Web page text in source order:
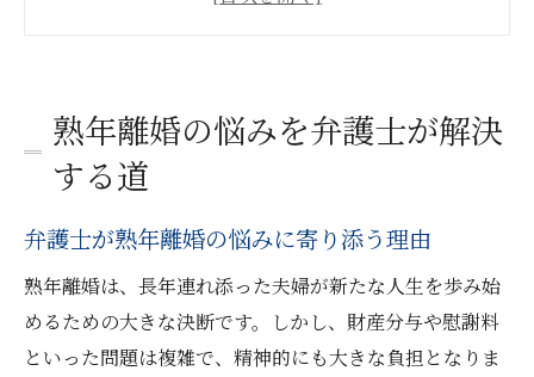
弁護士が語る阪急今津線沿線の熟年離婚事
情
地元に強い弁護士の熟年離婚サポートとは
阪急今津線沿線で信頼される弁護士像
弁護士が教える地域特有の離婚ポイント
熟年離婚の悩みを弁護士が解決
する道
弁護士が熟年離婚の悩みに寄り添う理由
熟年離婚は、長年連れ添った夫婦が新たな人生を歩み始
めるための大きな決断です。しかし、財産分与や慰謝料
といった問題は複雑で、精神的にも大きな負担となりま